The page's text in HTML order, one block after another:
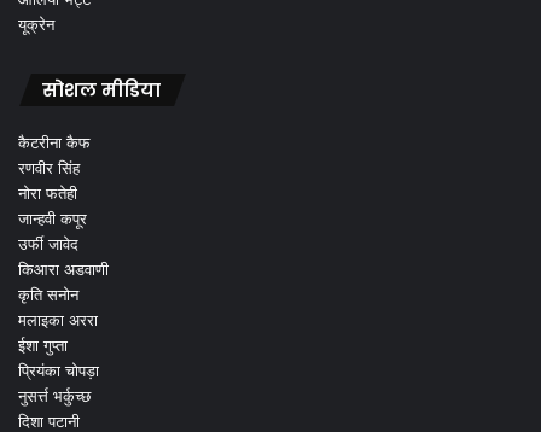
यूक्रेन
सोशल मीडिया
कैटरीना कैफ
रणवीर सिंह
नोरा फतेही
जान्हवी कपूर
उर्फी जावेद
किआरा अडवाणी
कृति सनोन
मलाइका अररा
ईशा गुप्ता
प्रियंका चोपड़ा
नुसर्त्त भर्कुच्छ
दिशा पटानी